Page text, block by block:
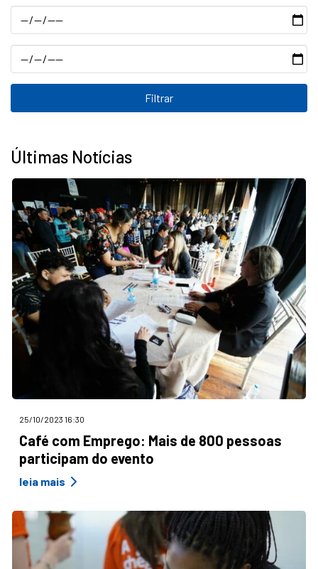
Data
Data
Últimas Notícias
25/10/2023 16:30
Café com Emprego: Mais de 800 pessoas
participam do evento
leia mais